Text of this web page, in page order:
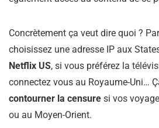
Concrètement ça veut dire quoi ?
choisissez une adresse IP aux
Netflix US, si vous préférez la
connectez vous au Royaume-Uni…
contourner la censure si vos
ou au Moyen-Orient.